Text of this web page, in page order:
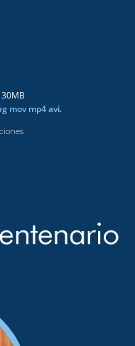
mov mp4 avi.